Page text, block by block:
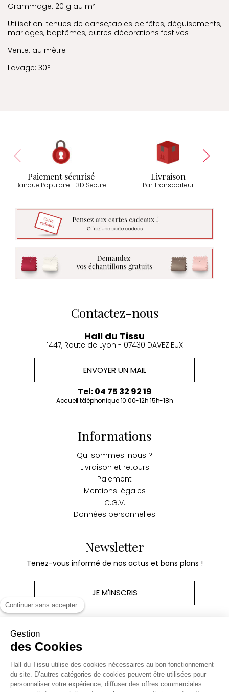
Continuer sans accepter
Gestion
des Cookies
Hall du Tissu utilise des cookies nécessaires au bon fonctionnement
du site. D’autres catégories de cookies peuvent être utilisées pour
personnaliser votre expérience, diffuser des offres commerciales
Grammage: 20 g au m²
Utilisation: tenues de danse,tables de fêtes, déguisements,
mariages, baptêmes, autres décorations festives
Vente: au mètre
Lavage: 30°
Paiement sécurisé
Banque Populaire - 3D Secure
Livraison
Par Transporteur
Contactez-nous
Hall du Tissu
1447, Route de Lyon - 07430 DAVEZIEUX
ENVOYER UN MAIL
Tel: 04 75 32 92 19
Accueil téléphonique 10:00-12h 15h-18h
Informations
Qui sommes-nous ?
Livraison et retours
Paiement
Mentions légales
C.G.V.
Données personnelles
Newsletter
Tenez-vous informé de nos actus et bons plans !
JE M'INSCRIS
Produits